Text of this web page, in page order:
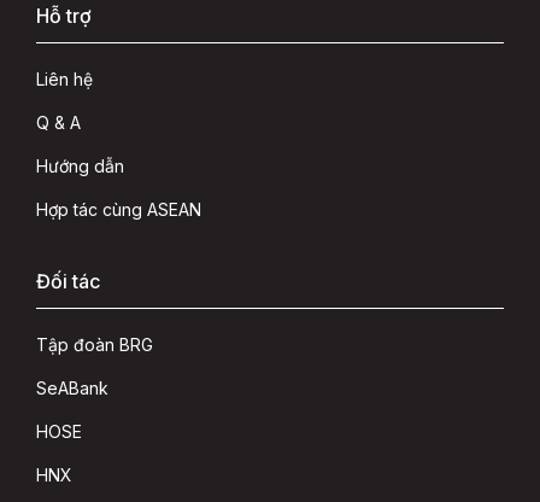
Hỗ trợ
Liên hệ
Q & A
Hướng dẫn
Hợp tác cùng ASEAN
Đối tác
Tập đoàn BRG
SeABank
HOSE
HNX